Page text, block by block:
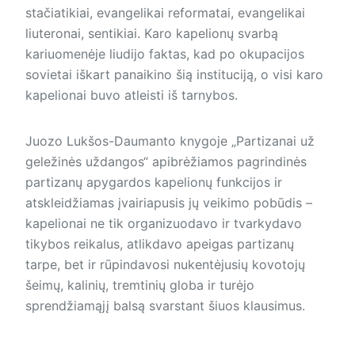
stačiatikiai, evangelikai reformatai, evangelikai
liuteronai, sentikiai. Karo kapelionų svarbą
kariuomenėje liudijo faktas, kad po okupacijos
sovietai iškart panaikino šią instituciją, o visi karo
kapelionai buvo atleisti iš tarnybos.
Juozo Lukšos-Daumanto knygoje „Partizanai už
geležinės uždangos“ apibrėžiamos pagrindinės
partizanų apygardos kapelionų funkcijos ir
atskleidžiamas įvairiapusis jų veikimo pobūdis –
kapelionai ne tik organizuodavo ir tvarkydavo
tikybos reikalus, atlikdavo apeigas partizanų
tarpe, bet ir rūpindavosi nukentėjusių kovotojų
šeimų, kalinių, tremtinių globa ir turėjo
sprendžiamąjį balsą svarstant šiuos klausimus.